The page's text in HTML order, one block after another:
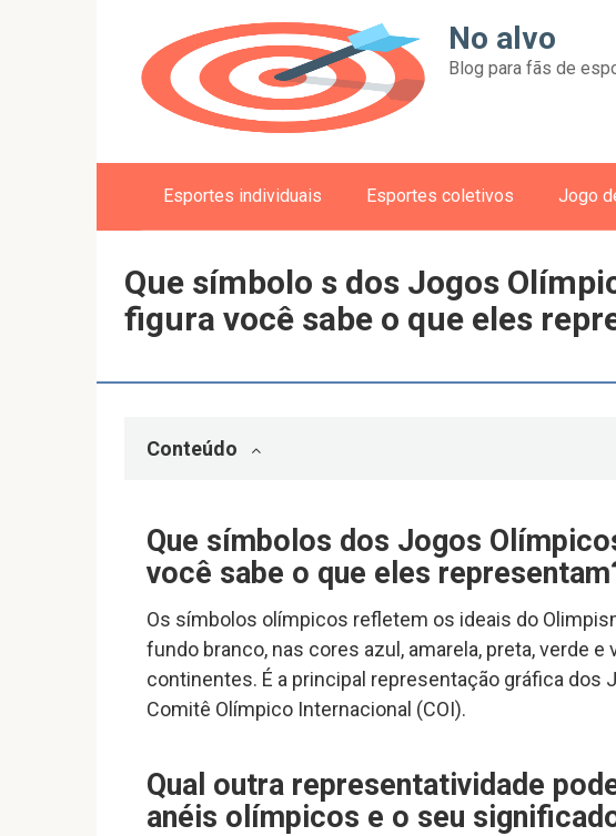
No alvo
Blog para fãs de
Esportes individuais Esportes coletivos Jogo
Que símbolo s dos Jogos
figura você sabe o que eles
Conteúdo
Que símbolos dos Jogos
você sabe o que eles
Os símbolos olímpicos refletem os ideais do
fundo branco, nas cores azul, amarela, preta, verde
continentes. É a principal representação gráfica dos
Comitê Olímpico Internacional (COI).
Qual outra representatividade
anéis olímpicos e o seu